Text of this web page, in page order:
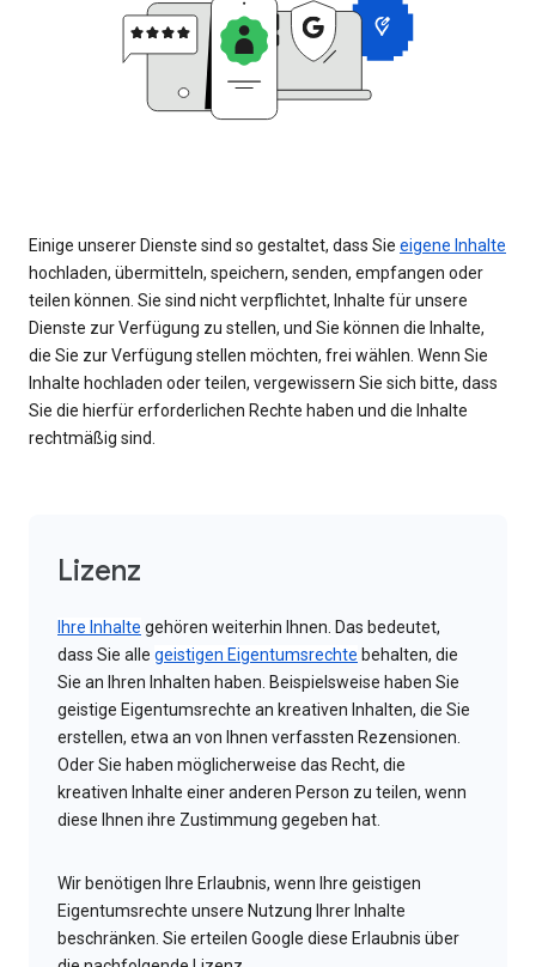
Einige unserer Dienste sind so gestaltet, dass Sie eigene Inhalte
hochladen, übermitteln, speichern, senden, empfangen oder
teilen können. Sie sind nicht verpflichtet, Inhalte für unsere
Dienste zur Verfügung zu stellen, und Sie können die Inhalte,
die Sie zur Verfügung stellen möchten, frei wählen. Wenn Sie
Inhalte hochladen oder teilen, vergewissern Sie sich bitte, dass
Sie die hierfür erforderlichen Rechte haben und die Inhalte
rechtmäßig sind.
Lizenz
Ihre Inhalte gehören weiterhin Ihnen. Das bedeutet,
dass Sie alle geistigen Eigentumsrechte behalten, die
Sie an Ihren Inhalten haben. Beispielsweise haben Sie
geistige Eigentumsrechte an kreativen Inhalten, die Sie
erstellen, etwa an von Ihnen verfassten Rezensionen.
Oder Sie haben möglicherweise das Recht, die
kreativen Inhalte einer anderen Person zu teilen, wenn
diese Ihnen ihre Zustimmung gegeben hat.
Wir benötigen Ihre Erlaubnis, wenn Ihre geistigen
Eigentumsrechte unsere Nutzung Ihrer Inhalte
beschränken. Sie erteilen Google diese Erlaubnis über